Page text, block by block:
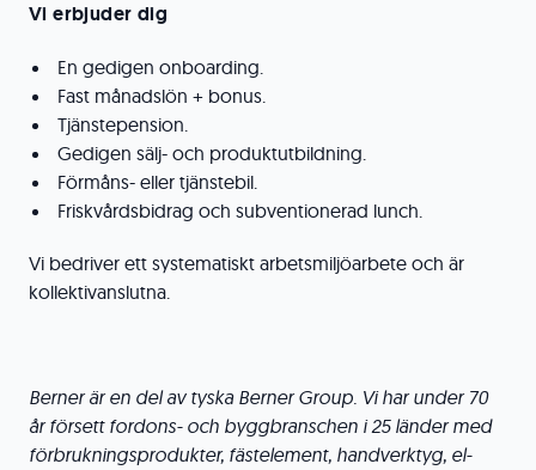
Vi erbjuder dig
En gedigen onboarding.
Fast månadslön + bonus.
Tjänstepension.
Gedigen sälj- och produktutbildning.
Förmåns- eller tjänstebil.
Friskvårdsbidrag och subventionerad lunch.
Vi bedriver ett systematiskt arbetsmiljöarbete och är
kollektivanslutna.
Berner är en del av tyska Berner Group. Vi har under 70
år försett fordons- och byggbranschen i 25 länder med
förbrukningsprodukter, fästelement, handverktyg, el-